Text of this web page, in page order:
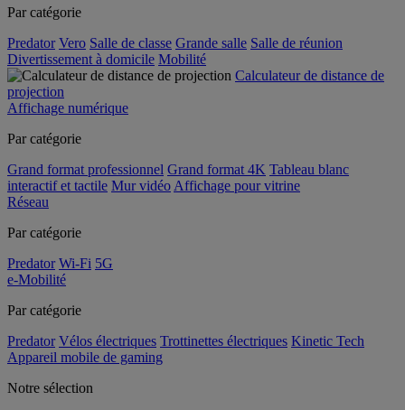
Par catégorie
Predator Vero Salle de classe Grande salle Salle de réunion
Divertissement à domicile Mobilité
Calculateur de distance de
projection
Affichage numérique
Par catégorie
Grand format professionnel Grand format 4K Tableau blanc
interactif et tactile Mur vidéo Affichage pour vitrine
Réseau
Par catégorie
Predator Wi-Fi 5G
e-Mobilité
Par catégorie
Predator Vélos électriques Trottinettes électriques Kinetic Tech
Appareil mobile de gaming
Notre sélection